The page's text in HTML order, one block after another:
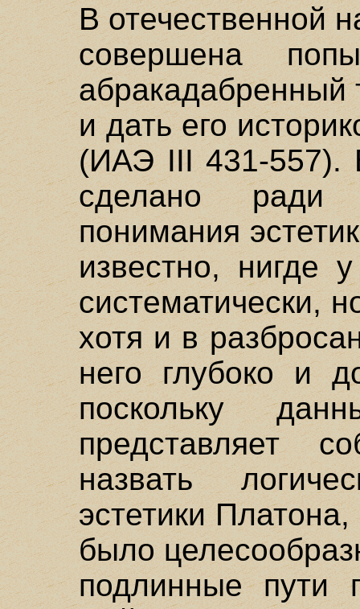
В отечественной
совершена
абракадабренный
и дать его
(ИАЭ III 431-557).
сделано ради
понимания
известно, нигде
систематически,
хотя и в
него глубоко и
поскольку
представляет
назвать
эстетики
было
подлинные пути